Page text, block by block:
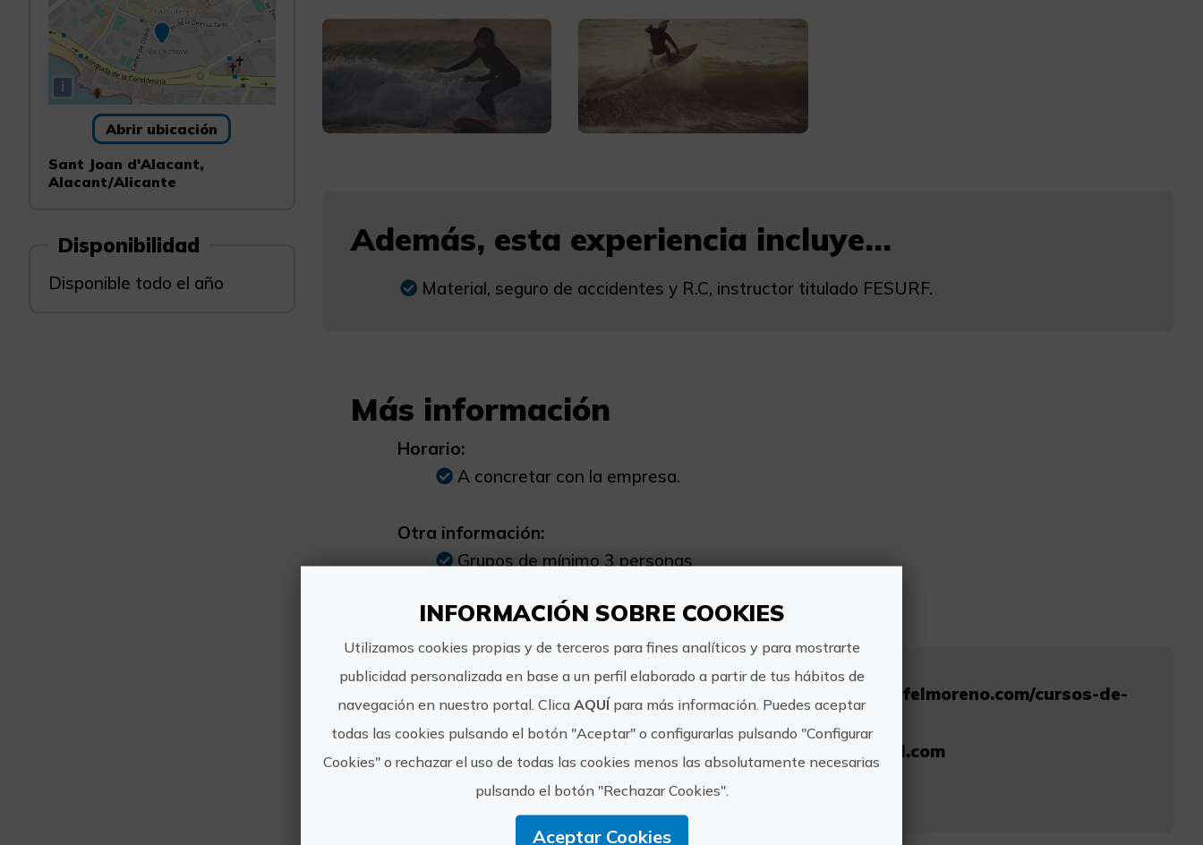
i
Abrir ubicación
Sant Joan d'Alacant,
Alacant/Alicante
Disponibilidad
Disponible todo el año
Además, esta experiencia incluye...
Material, seguro de accidentes y R.C, instructor titulado FESURF.
Más información
Horario:
A concretar con la empresa.
Otra información:
Grupos de mínimo 3 personas
Club Surf El
Moreno
https://www.clubsurfelmoreno.com/cursos-de-
surf/
elmorenosurf@gmail.com
649 556 696
INFORMACIÓN SOBRE COOKIES
Utilizamos cookies propias y de terceros para fines analíticos y para mostrarte
publicidad personalizada en base a un perfil elaborado a partir de tus hábitos de
navegación en nuestro portal. Clica AQUÍpara más información. Puedes aceptar
todas las cookies pulsando el botón "Aceptar" o configurarlas pulsando "Configurar
Cookies" o rechazar el uso de todas las cookies menos las absolutamente necesarias
pulsando el botón "Rechazar Cookies".
Aceptar Cookies